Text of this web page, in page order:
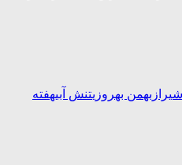
بهمن بهروزیتنش آبیهفته